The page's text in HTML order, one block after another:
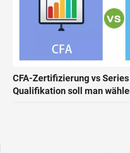
CFA-Zertifizierung vs
Qualifikation soll man